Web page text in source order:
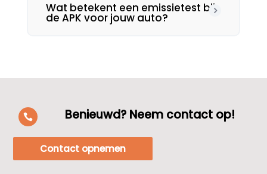
Wat betekent een emissietest bij
de APK voor jouw auto?
 Benieuwd? Neem contact op!
Contact opnemen